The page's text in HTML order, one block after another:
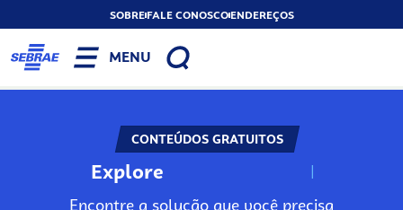
SOBREFALE CONOSCOENDEREÇOS
MENU
CONTEÚDOS GRATUITOS
Explore N
Encontre a solução que você precisa